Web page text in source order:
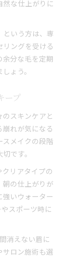
な仕上がりに
という方は、専
ングを受ける
分な毛を定期
ょう。
ープ
スキンケアと
れが気になる
メイクの段階
です。
リアタイプの
の仕上がりが
いウォーター
スポーツ時に
消えない眉に
サロン施術も選